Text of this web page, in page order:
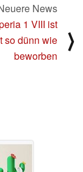
News
1 VIII ist
so dünn wie
beworben
⟩